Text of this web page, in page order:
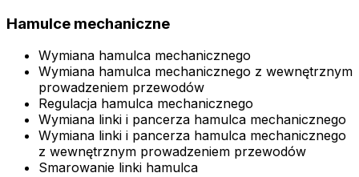
Hamulce mechaniczne
Wymiana hamulca mechanicznego
Wymiana hamulca mechanicznego z wewnętrznym
prowadzeniem przewodów
Regulacja hamulca mechanicznego
Wymiana linki i pancerza hamulca mechanicznego
Wymiana linki i pancerza hamulca mechanicznego
z wewnętrznym prowadzeniem przewodów
Smarowanie linki hamulca